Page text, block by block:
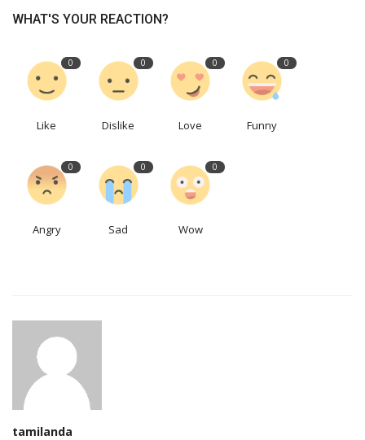
WHAT'S YOUR REACTION?
0
Like
0
Dislike
0
Love
0
Funny
0
Angry
0
Sad
0
Wow
tamilanda